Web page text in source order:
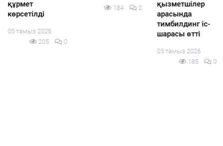
құрмет
көрсетілді
05 тамыз 2026
205
0
184
0
қызметшілер
арасында
тимбилдинг іс-
шарасы өтті
05 тамыз 2026
185
0